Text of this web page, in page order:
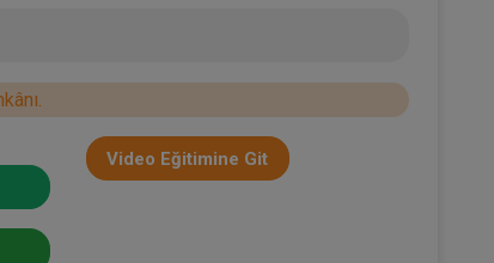
Video Eğitimine Git